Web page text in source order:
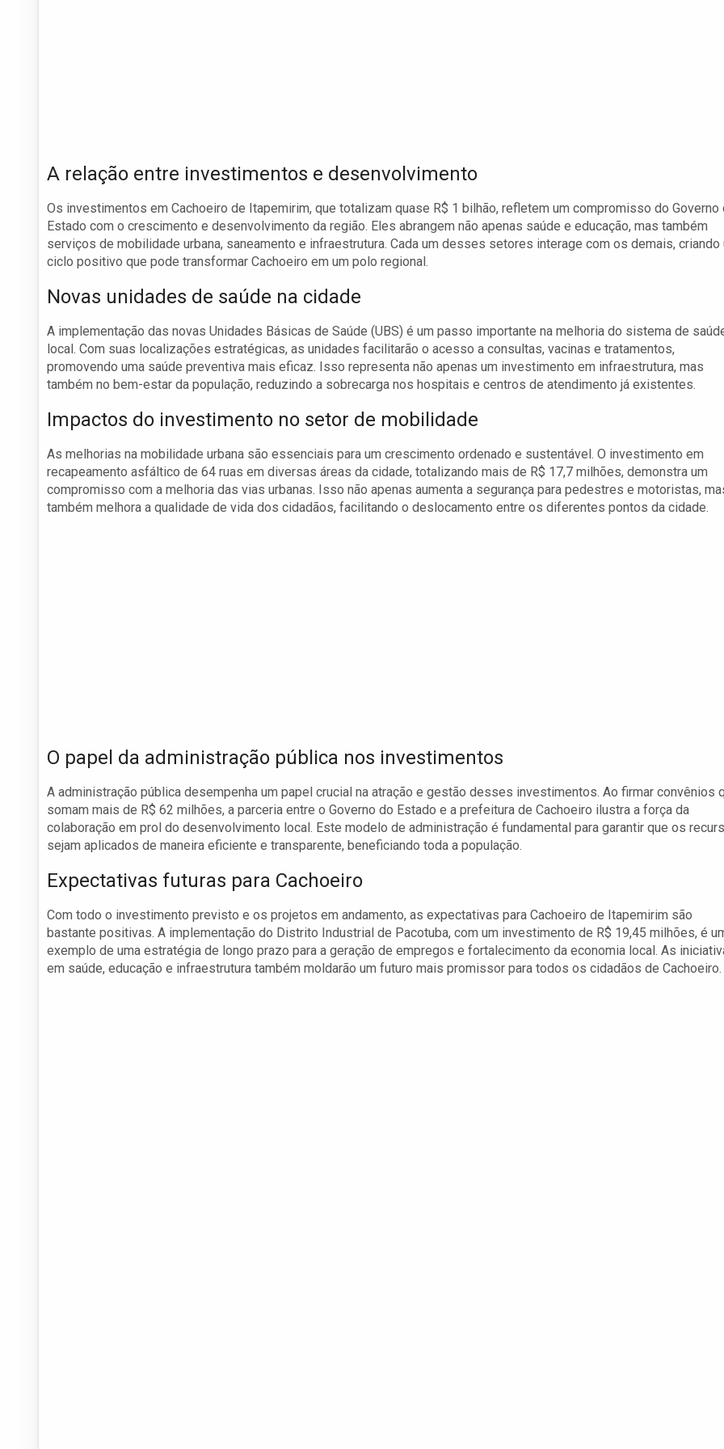
A relação entre investimentos e desenvolvimento
Os investimentos em Cachoeiro de Itapemirim, que totalizam quase R$ 1 bilhão, refletem um compromisso do Governo
Estado com o crescimento e desenvolvimento da região. Eles abrangem não apenas saúde e educação, mas também
serviços de mobilidade urbana, saneamento e infraestrutura. Cada um desses setores interage com os demais, criando
ciclo positivo que pode transformar Cachoeiro em um polo regional.
Novas unidades de saúde na cidade
A implementação das novas Unidades Básicas de Saúde (UBS) é um passo importante na melhoria do sistema de
local. Com suas localizações estratégicas, as unidades facilitarão o acesso a consultas, vacinas e tratamentos,
promovendo uma saúde preventiva mais eficaz. Isso representa não apenas um investimento em infraestrutura, mas
também no bem-estar da população, reduzindo a sobrecarga nos hospitais e centros de atendimento já existentes.
Impactos do investimento no setor de mobilidade
As melhorias na mobilidade urbana são essenciais para um crescimento ordenado e sustentável. O investimento em
recapeamento asfáltico de 64 ruas em diversas áreas da cidade, totalizando mais de R$ 17,7 milhões, demonstra um
compromisso com a melhoria das vias urbanas. Isso não apenas aumenta a segurança para pedestres e motoristas,
também melhora a qualidade de vida dos cidadãos, facilitando o deslocamento entre os diferentes pontos da cidade.
O papel da administração pública nos investimentos
A administração pública desempenha um papel crucial na atração e gestão desses investimentos. Ao firmar convênios
somam mais de R$ 62 milhões, a parceria entre o Governo do Estado e a prefeitura de Cachoeiro ilustra a força da
colaboração em prol do desenvolvimento local. Este modelo de administração é fundamental para garantir que os
sejam aplicados de maneira eficiente e transparente, beneficiando toda a população.
Expectativas futuras para Cachoeiro
Com todo o investimento previsto e os projetos em andamento, as expectativas para Cachoeiro de Itapemirim são
bastante positivas. A implementação do Distrito Industrial de Pacotuba, com um investimento de R$ 19,45 milhões, é
exemplo de uma estratégia de longo prazo para a geração de empregos e fortalecimento da economia local. As
em saúde, educação e infraestrutura também moldarão um futuro mais promissor para todos os cidadãos de Cachoeiro.